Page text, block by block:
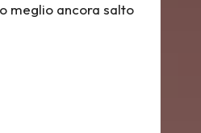
meglio ancora salto